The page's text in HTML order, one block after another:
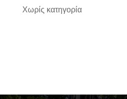
Χωρίς κατηγορία